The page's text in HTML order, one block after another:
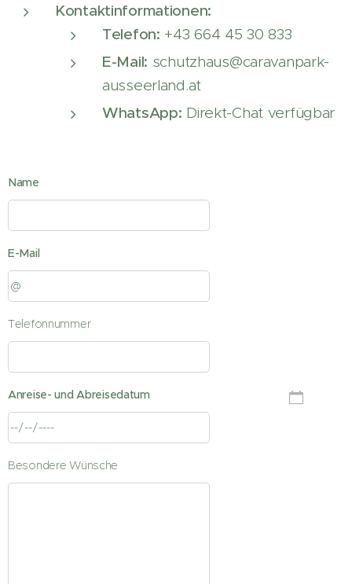
Kontaktinformationen:
Telefon: +43 664 45 30 833
E-Mail: schutzhaus@caravanpark-
ausseerland.at
WhatsApp: Direkt-Chat verfügbar
Name
E-Mail
Telefonnummer
Anreise- und Abreisedatum
Besondere Wünsche